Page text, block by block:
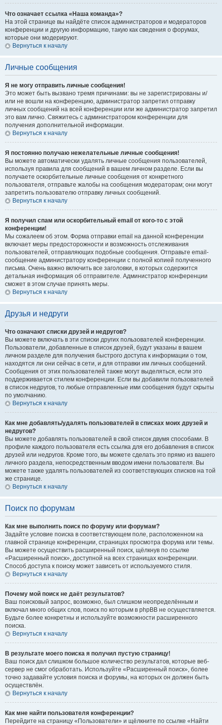
Что означает ссылка «Наша команда»?
На этой странице вы найдёте список администраторов и модераторов
конференции и другую информацию, такую как сведения о форумах,
которые они модерируют.
Вернуться к началу
Личные сообщения
Я не могу отправить личные сообщения!
Это может быть вызвано тремя причинами: вы не зарегистрированы и/
или не вошли на конференцию, администратор запретил отправку
личных сообщений на всей конференции или же администратор запретил
это вам лично. Свяжитесь с администратором конференции для
получения дополнительной информации.
Вернуться к началу
Я постоянно получаю нежелательные личные сообщения!
Вы можете автоматически удалять личные сообщения пользователей,
используя правила для сообщений в вашем личном разделе. Если вы
получаете оскорбительные личные сообщения от конкретного
пользователя, отправьте жалобы на сообщения модераторам; они могут
запретить пользователю отправку личных сообщений.
Вернуться к началу
Я получил спам или оскорбительный email от кого-то с этой
конференции!
Мы сожалеем об этом. Форма отправки email на данной конференции
включает меры предосторожности и возможность отслеживания
пользователей, отправляющих подобные сообщения. Отправьте email-
сообщение администратору конференции с полной копией полученного
письма. Очень важно включить все заголовки, в которых содержится
детальная информация об отправителе. Администратор конференции
сможет в этом случае принять меры.
Вернуться к началу
Друзья и недруги
Что означают списки друзей и недругов?
Вы можете включать в эти списки других пользователей конференции.
Пользователи, добавленные в список друзей, будут указаны в вашем
личном разделе для получения быстрого доступа к информации о том,
находятся ли они сейчас в сети, и для отправки им личных сообщений.
Сообщения от этих пользователей также могут выделяться, если это
поддерживается стилем конференции. Если вы добавили пользователей
в список недругов, то любые отправленные ими сообщения будут скрыты
по умолчанию.
Вернуться к началу
Как мне добавлять/удалять пользователей в списках моих друзей и
недругов?
Вы можете добавлять пользователей в свой список двумя способами. В
профиле каждого пользователя есть ссылка для его добавления в список
друзей или недругов. Кроме того, вы можете сделать это прямо из вашего
личного раздела, непосредственным вводом имени пользователя. Вы
можете также удалять пользователей из соответствующих списков на той
же странице.
Вернуться к началу
Поиск по форумам
Как мне выполнить поиск по форуму или форумам?
Задайте условие поиска в соответствующем поле, расположенном на
главной странице конференции, страницах просмотра форума или темы.
Вы можете осуществить расширенный поиск, щёлкнув по ссылке
«Расширенный поиск», доступной на всех страницах конференции.
Способ доступа к поиску может зависеть от используемого стиля.
Вернуться к началу
Почему мой поиск не даёт результатов?
Ваш поисковый запрос, возможно, был слишком неопределённым и
включал много общих слов, поиск по которым в phpBB не осуществляется.
Будьте более конкретны и используйте возможности расширенного
поиска.
Вернуться к началу
В результате моего поиска я получил пустую страницу!
Ваш поиск дал слишком большое количество результатов, которые веб-
сервер не смог обработать. Используйте «Расширенный поиск», более
точно задавайте условия поиска и форумы, на которых он должен быть
осуществлён.
Вернуться к началу
Как мне найти пользователя конференции?
Перейдите на страницу «Пользователи» и щёлкните по ссылке «Найти